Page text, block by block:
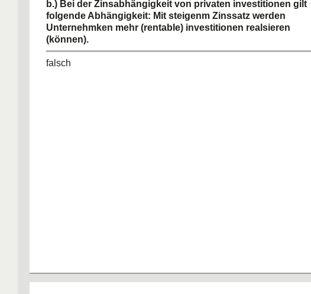
b.) Bei der Zinsabhängigkeit von privaten investitionen gilt
folgende Abhängigkeit: Mit steigenm Zinssatz werden
Unternehmken mehr (rentable) investitionen realsieren
(können).
falsch